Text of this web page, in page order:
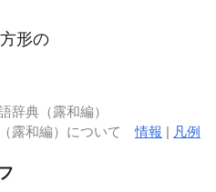
形の
辞典（露和編）
（露和編）について情報 | 凡例